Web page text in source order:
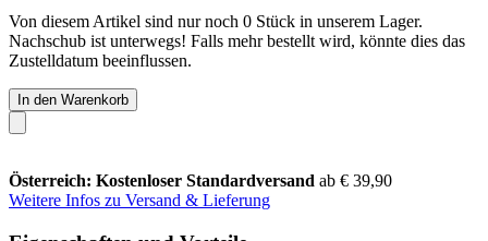
Von diesem Artikel sind nur noch 0 Stück in unserem Lager.
Nachschub ist unterwegs! Falls mehr bestellt wird, könnte dies das
Zustelldatum beeinflussen.
In den Warenkorb
Österreich: Kostenloser Standardversand ab € 39,90
Weitere Infos zu Versand & Lieferung